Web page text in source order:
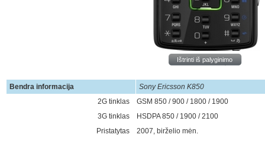
Ištrinti iš palyginimo
Bendra informacija
Sony Ericsson K850
2G tinklas
GSM 850 / 900 / 1800 / 1900
3G tinklas
HSDPA 850 / 1900 / 2100
Pristatytas
2007, birželio mėn.